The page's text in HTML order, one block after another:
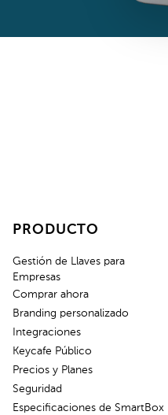
PRODUCTO
Gestión de Llaves para
Empresas
Comprar ahora
Branding personalizado
Integraciones
Keycafe Público
Precios y Planes
Seguridad
Especificaciones de SmartBox